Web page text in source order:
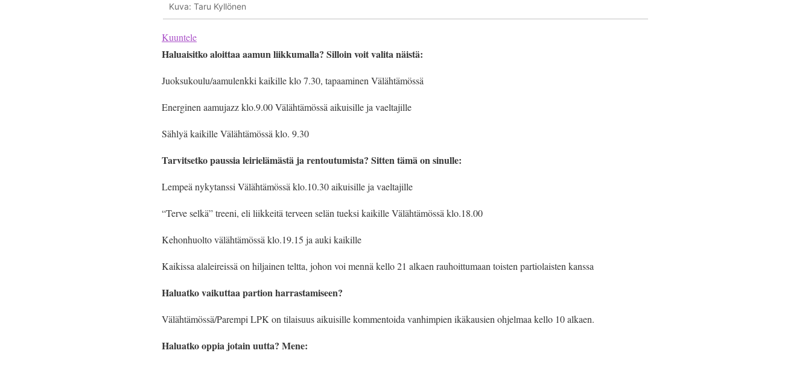
Kuva: Taru Kyllönen
Kuuntele
Haluaisitko aloittaa aamun liikkumalla? Silloin voit valita näistä:
Juoksukoulu/aamulenkki kaikille klo 7.30, tapaaminen Välähtämössä
Energinen aamujazz klo.9.00 Välähtämössä aikuisille ja vaeltajille
Sählyä kaikille Välähtämössä klo. 9.30
Tarvitsetko paussia leirielämästä ja rentoutumista? Sitten tämä on sinulle:
Lempeä nykytanssi Välähtämössä klo.10.30 aikuisille ja vaeltajille
“Terve selkä” treeni, eli liikkeitä terveen selän tueksi kaikille Välähtämössä klo.18.00
Kehonhuolto välähtämössä klo.19.15 ja auki kaikille
Kaikissa alaleireissä on hiljainen teltta, johon voi mennä kello 21 alkaen rauhoittumaan toisten partiolaisten kanssa
Haluatko vaikuttaa partion harrastamiseen?
Välähtämössä/Parempi LPK on tilaisuus aikuisille kommentoida vanhimpien ikäkausien ohjelmaa kello 10 alkaen.
Haluatko oppia jotain uutta? Mene: